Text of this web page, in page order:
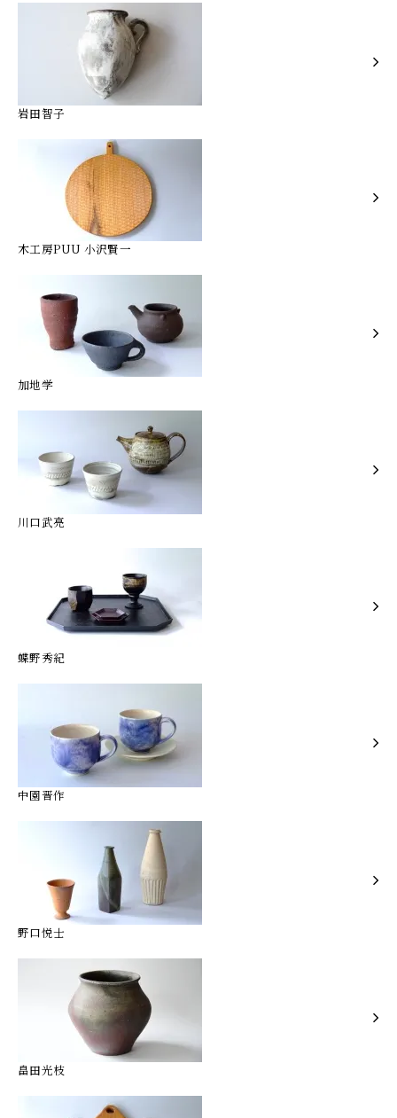
岩田智子
木工房PUU 小沢賢一
加地学
川口武亮
蝶野秀紀
中園晋作
野口悦士
畠田光枝